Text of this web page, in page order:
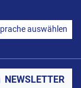
auswählen
NEWSLETTER